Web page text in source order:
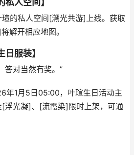
私人空间】
的私人空间[溯光共游]上线。获取
解开相应地图。
日服装】
答对当然有奖。”
年1月5日05:00，叶瑄生日活动主
浮光凝]、[流霞染]限时上架，可通